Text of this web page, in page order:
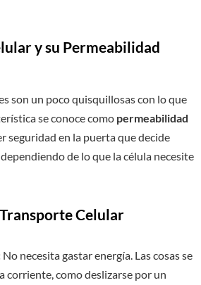
y su Permeabilidad
son un poco quisquillosas con lo que
se conoce como permeabilidad
seguridad en la puerta que decide
de lo que la célula necesite
Celular
No necesita gastar energía. Las cosas se
corriente, como deslizarse por un